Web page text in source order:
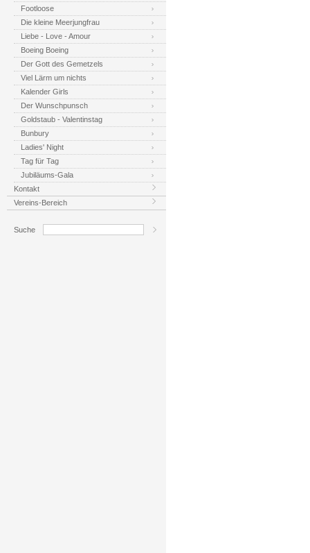
Footloose
Die kleine Meerjungfrau
Liebe - Love - Amour
Boeing Boeing
Der Gott des Gemetzels
Viel Lärm um nichts
Kalender Girls
Der Wunschpunsch
Goldstaub - Valentinstag
Bunbury
Ladies' Night
Tag für Tag
Jubiläums-Gala
Kontakt
Vereins-Bereich
Suche